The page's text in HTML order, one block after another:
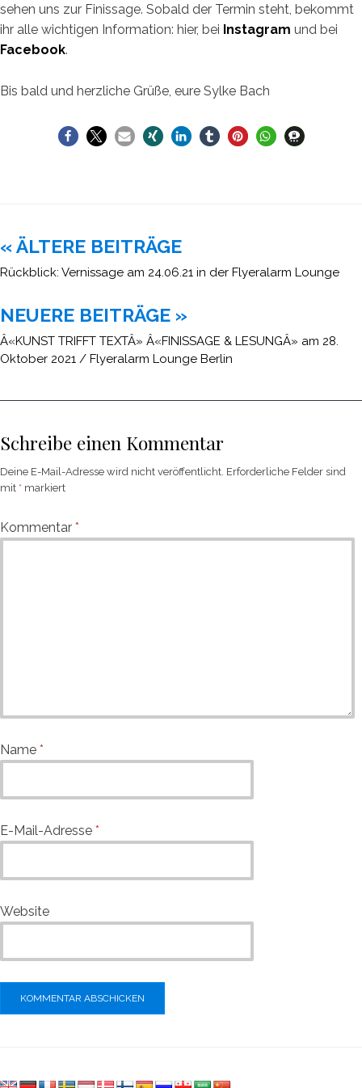
sehen uns zur Finissage. Sobald der Termin steht, bekommt
ihr alle wichtigen Information: hier, bei Instagram und bei
Facebook.
Bis bald und herzliche Grüße, eure Sylke Bach
Beitragsnavigation
« ÄLTERE BEITRÄGE
Rückblick: Vernissage am 24.06.21 in der Flyeralarm Lounge
NEUERE BEITRÄGE »
Â«KUNST TRIFFT TEXTÂ» Â«FINISSAGE & LESUNGÂ» am 28.
Oktober 2021 / Flyeralarm Lounge Berlin
Schreibe einen Kommentar
Deine E-Mail-Adresse wird nicht veröffentlicht. Erforderliche Felder sind
mit * markiert
Kommentar *
Name *
E-Mail-Adresse *
Website